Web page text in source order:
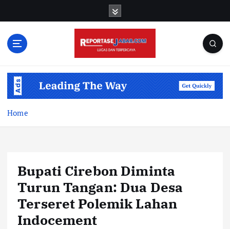
Home
Bupati Cirebon Diminta
Turun Tangan: Dua Desa
Terseret Polemik Lahan
Indocement